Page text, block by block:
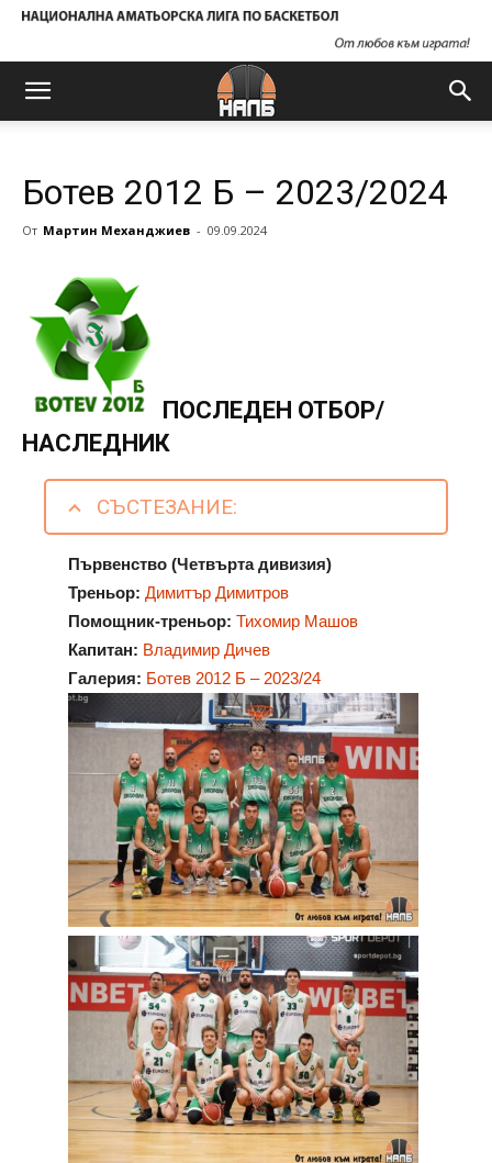
Ботев 2012 Б – 2023/2024
От Мартин Механджиев - 09.09.2024
ПОСЛЕДЕН ОТБОР/
НАСЛЕДНИК
СЪСТЕЗАНИЕ:
Първенство (Четвърта дивизия)
Треньор: Димитър Димитров
Помощник-треньор: Тихомир Машов
Капитан: Владимир Дичев
Галерия: Ботев 2012 Б – 2023/24